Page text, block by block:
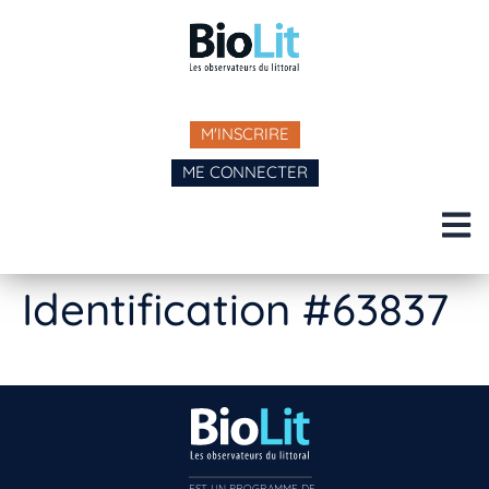
M'INSCRIRE
ME CONNECTER
Identification #63837